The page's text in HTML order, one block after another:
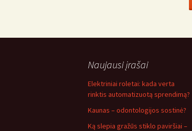
Naujausi įrašai
Elektriniai roletai: kada verta
rinktis automatizuotą sprendimą?
Kaunas – odontologijos sostinė?
Ką slepia gražūs stiklo paviršiai –